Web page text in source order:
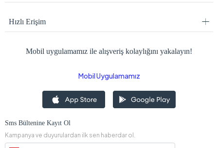
Hızlı Erişim
Mobil uygulamamız ile alışveriş kolaylığını yakalayın!
Mobil Uygulamamız
Sms Bültenine Kayıt Ol
Kampanya ve duyurulardan ilk sen haberdar ol.